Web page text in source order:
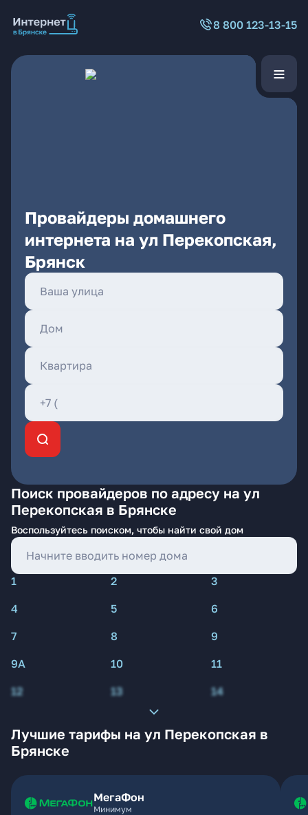
8 800 123-13-15
Провайдеры домашнего
интернета на ул Перекопская,
Брянск
Поиск провайдеров по адресу на ул
Перекопская в Брянске
Воспользуйтесь поиском, чтобы найти свой дом
1 2
3
4
5
6
7
8
9
9А
10
11
12
13 14
Лучшие тарифы на ул Перекопская в
Брянске
МегаФон
Минимум